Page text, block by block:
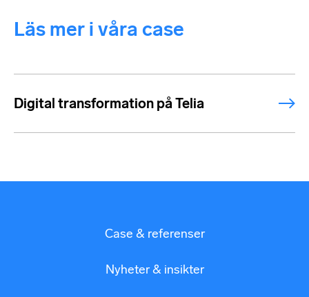
Läs mer i våra case
Digital transformation på Telia
Case & referenser
Nyheter & insikter